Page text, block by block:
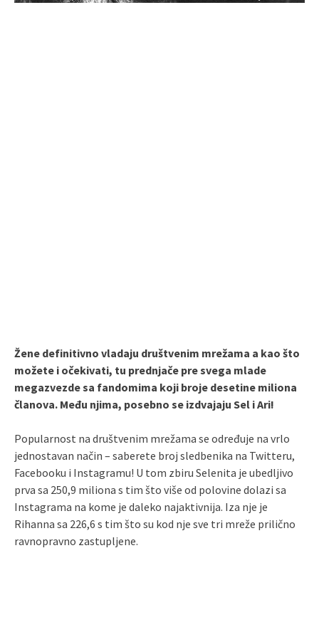
Žene definitivno vladaju društvenim mrežama a kao što
možete i očekivati, tu prednjače pre svega mlade
megazvezde sa fandomima koji broje desetine miliona
članova. Među njima, posebno se izdvajaju Sel i Ari!
Popularnost na društvenim mrežama se određuje na vrlo
jednostavan način – saberete broj sledbenika na Twitteru,
Facebooku i Instagramu! U tom zbiru Selenita je ubedljivo
prva sa 250,9 miliona s tim što više od polovine dolazi sa
Instagrama na kome je daleko najaktivnija. Iza nje je
Rihanna sa 226,6 s tim što su kod nje sve tri mreže prilično
ravnopravno zastupljene.